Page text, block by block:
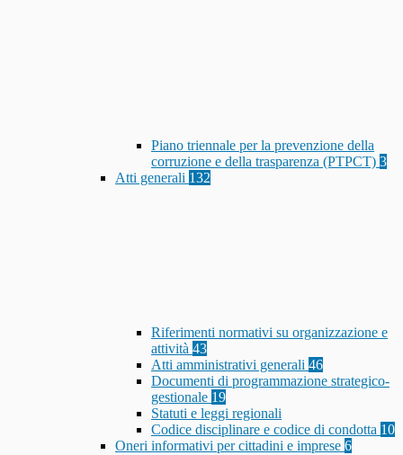
Piano triennale per la prevenzione della
corruzione e della trasparenza (PTPCT) 3
Atti generali 132
Riferimenti normativi su organizzazione e
attività 43
Atti amministrativi generali 46
Documenti di programmazione strategico-
gestionale 19
Statuti e leggi regionali
Codice disciplinare e codice di condotta 10
Oneri informativi per cittadini e imprese 6